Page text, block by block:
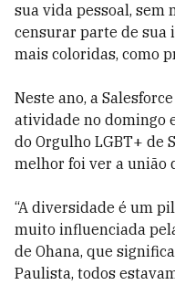
sua vida pessoal, sem
censurar parte de sua
mais coloridas, como
Neste ano, a
atividade no domingo
do Orgulho LGBT+ de
melhor foi ver a união
“A diversidade é um
muito influenciada
de Ohana, que
Paulista, todos